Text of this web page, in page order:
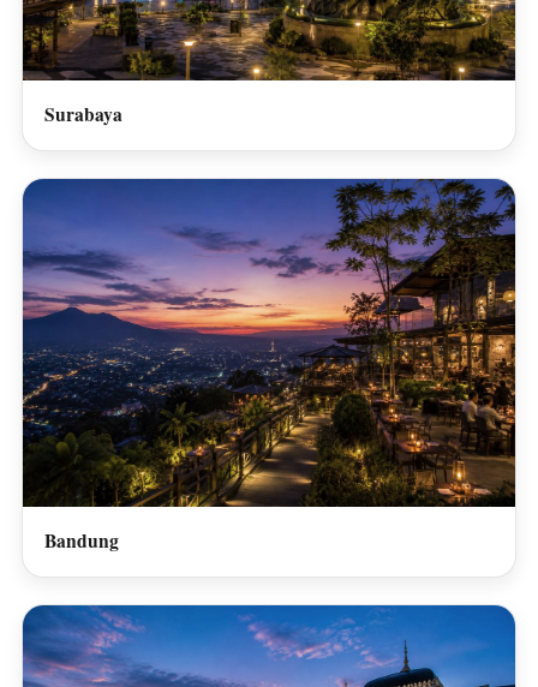
Surabaya
Bandung